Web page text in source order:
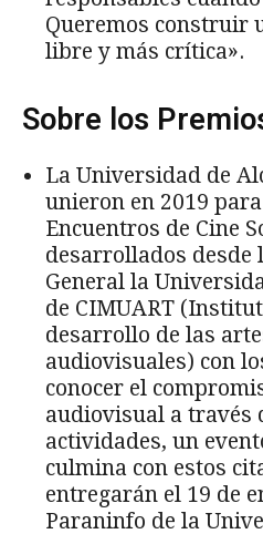
Queremos construir
libre y más crítica».
Sobre los
La Universidad de
unieron en 2019
Encuentros de Cine
desarrollados desde
General la
de CIMUART
desarrollo de las
audiovisuales) con
conocer el
audiovisual a través
actividades, un
culmina con estos
entregarán el 19 de
Paraninfo de la